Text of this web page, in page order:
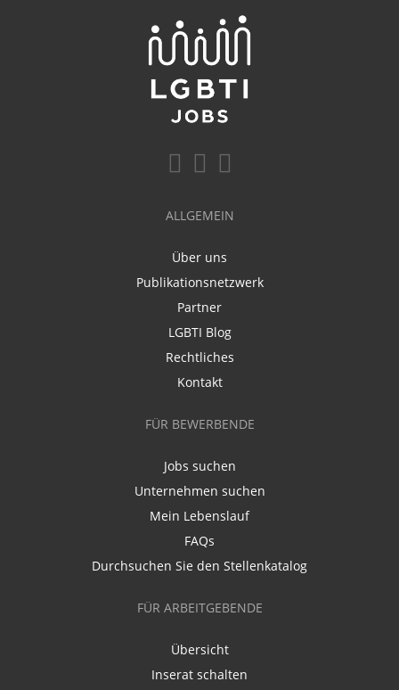
ALLGEMEIN
Über uns
Publikationsnetzwerk
Partner
LGBTI Blog
Rechtliches
Kontakt
FÜR BEWERBENDE
Jobs suchen
Unternehmen suchen
Mein Lebenslauf
FAQs
Durchsuchen Sie den Stellenkatalog
FÜR ARBEITGEBENDE
Übersicht
Inserat schalten